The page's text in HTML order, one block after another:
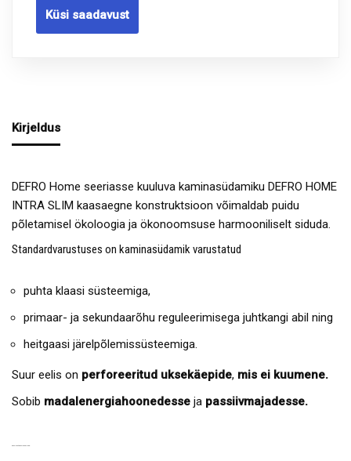
Küsi saadavust
Kirjeldus
DEFRO Home seeriasse kuuluva kaminasüdamiku DEFRO HOME
INTRA SLIM kaasaegne konstruktsioon võimaldab puidu
põletamisel ökoloogia ja ökonoomsuse harmooniliselt siduda.
Standardvarustuses on kaminasüdamik varustatud
puhta klaasi süsteemiga,
primaar- ja sekundaarõhu reguleerimisega juhtkangi abil ning
heitgaasi järelpõlemissüsteemiga.
Suur eelis on perforeeritud uksekäepide, mis ei kuumene.
Sobib madalenergiahoonedesse ja passiivmajadesse.